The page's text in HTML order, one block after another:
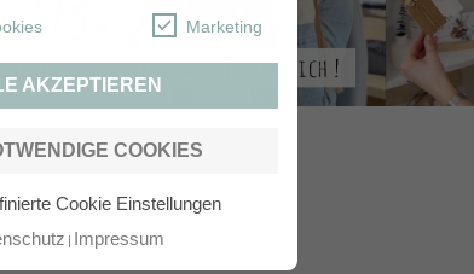
Marketing
AKZEPTIEREN
COOKIES
Cookie Einstellungen
Impressum